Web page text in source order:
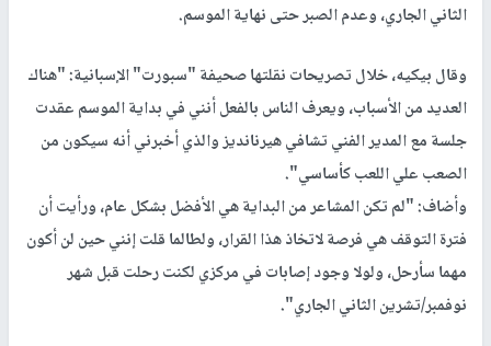
الثاني الجاري، وعدم الصبر حتى نهاية الموسم.
وقال بيكيه، خلال تصريحات نقلتها صحيفة "سبورت" الإسبانية: "هناك
العديد من الأسباب، ويعرف الناس بالفعل أنني في بداية الموسم عقدت
جلسة مع المدير الفني تشافي هيرنانديز والذي أخبرني أنه سيكون من
الصعب علي اللعب كأساسي".
وأضاف: "لم تكن المشاعر من البداية هي الأفضل بشكل عام، ورأيت أن
فترة التوقف هي فرصة لاتخاذ هذا القرار، ولطالما قلت إنني حين لن أكون
مهما سأرحل، ولولا وجود إصابات في مركزي لكنت رحلت قبل شهر
نوفمبر/تشرين الثاني الجاري".